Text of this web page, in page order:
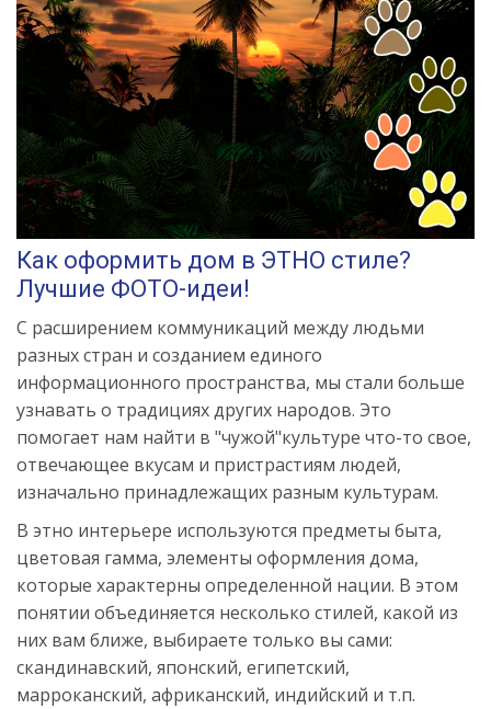
Как оформить дом в ЭТНО стиле?
Лучшие ФОТО-идеи!
С расширением коммуникаций между людьми
разных стран и созданием единого
информационного пространства, мы стали больше
узнавать о традициях других народов. Это
помогает нам найти в "чужой"культуре что-то свое,
отвечающее вкусам и пристрастиям людей,
изначально принадлежащих разным культурам.
В этно интерьере используются предметы быта,
цветовая гамма, элементы оформления дома,
которые характерны определенной нации. В этом
понятии объединяется несколько стилей, какой из
них вам ближе, выбираете только вы сами:
скандинавский, японский, египетский,
марроканский, африканский, индийский и т.п.